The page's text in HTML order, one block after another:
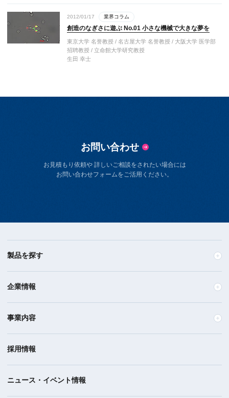
2012/01/17 業界コラム
創造のなぎさに遊ぶ No.01 小さな機械で大きな夢を
東京大学 名誉教授 / 名古屋大学 名誉教授 / 大阪大学 医学部
招聘教授 / 立命館大学研究教授
生田 幸士
お問い合わせ
お見積もり依頼や 詳しいご相談をされたい場合には
お問い合わせフォームをご活用ください。
製品を探す
企業情報
事業内容
採用情報
ニュース・イベント情報